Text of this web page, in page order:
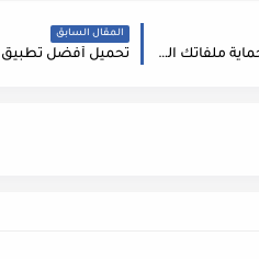
تحميل تطبيقApp Lock لقفل التطبيقات وحماية ملفاتك المخزنة في هاتفك
المقال السابق